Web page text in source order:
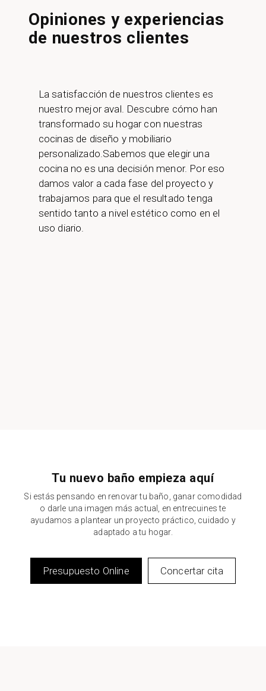
Opiniones y experiencias
de nuestros clientes​
La satisfacción de nuestros clientes es
nuestro mejor aval. Descubre cómo han
transformado su hogar con nuestras
cocinas de diseño y mobiliario
personalizado.Sabemos que elegir una
cocina no es una decisión menor. Por eso
damos valor a cada fase del proyecto y
trabajamos para que el resultado tenga
sentido tanto a nivel estético como en el
uso diario.
Tu nuevo baño empieza aquí
Si estás pensando en renovar tu baño, ganar comodidad
o darle una imagen más actual, en entrecuines te
ayudamos a plantear un proyecto práctico, cuidado y
adaptado a tu hogar.
Presupuesto Online Concertar cita